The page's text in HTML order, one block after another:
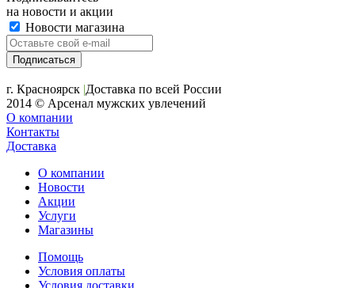
на новости и акции
Новости магазина
г. Красноярск |Доставка по всей России
2014 © Арсенал мужских увлечений
О компании
Контакты
Доставка
О компании
Новости
Акции
Услуги
Магазины
Помощь
Условия оплаты